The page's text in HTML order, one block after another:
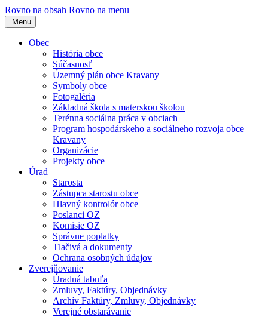
Rovno na obsah Rovno na menu
Menu
Obec
História obce
Súčasnosť
Územný plán obce Kravany
Symboly obce
Fotogaléria
Základná škola s materskou školou
Terénna sociálna práca v obciach
Program hospodárskeho a sociálneho rozvoja obce
Kravany
Organizácie
Projekty obce
Úrad
Starosta
Zástupca starostu obce
Hlavný kontrolór obce
Poslanci OZ
Komisie OZ
Správne poplatky
Tlačivá a dokumenty
Ochrana osobných údajov
Zverejňovanie
Úradná tabuľa
Zmluvy, Faktúry, Objednávky
Archív Faktúry, Zmluvy, Objednávky
Verejné obstarávanie